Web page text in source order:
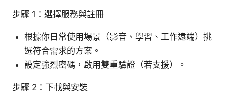
步驟 1：選擇服務與註冊
根據你日常使用場景（影音、學習、工作遠端）挑
選符合需求的方案。
設定強烈密碼，啟用雙重驗證（若支援）。
步驟 2：下載與安裝